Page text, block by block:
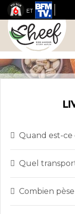
ET
Quand est-ce
Quel
Combien